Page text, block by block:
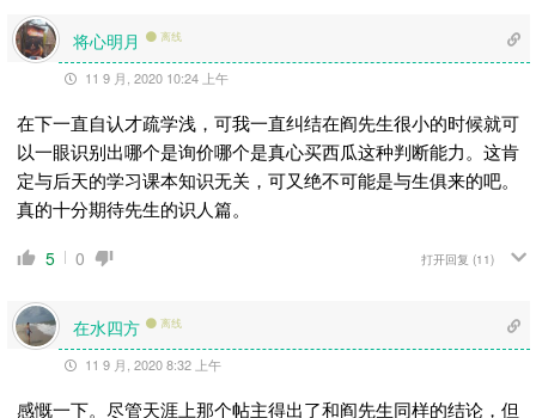
将心明月 离线
11 9 月, 2020 10:24 上午
在下一直自认才疏学浅，可我一直纠结在阎先生很小的时候就可
以一眼识别出哪个是询价哪个是真心买西瓜这种判断能力。这肯
定与后天的学习课本知识无关，可又绝不可能是与生俱来的吧。
真的十分期待先生的识人篇。
5 0 打开回复 (11)
在水四方 离线
11 9 月, 2020 8:32 上午
感慨一下。尽管天涯上那个帖主得出了和阎先生同样的结论，但